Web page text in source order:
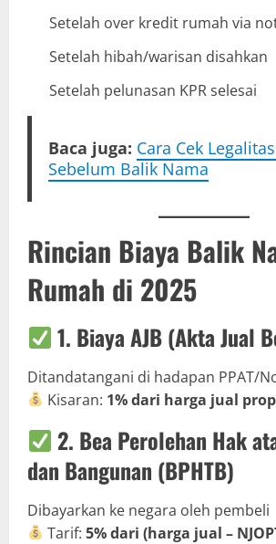
Setelah over kredit rumah via
Setelah hibah/warisan disahkan
Setelah pelunasan KPR selesai
Baca juga: Cara Cek Legalitas
Sebelum Balik Nama
Rincian Biaya Balik
Rumah di 2025
1. Biaya AJB (Akta Jual
Ditandatangani di hadapan PPAT/
Kisaran: 1% dari harga jual
2. Bea Perolehan Hak
dan Bangunan (BPHTB)
Dibayarkan ke negara oleh pembeli
Tarif:5% dari (harga jual –